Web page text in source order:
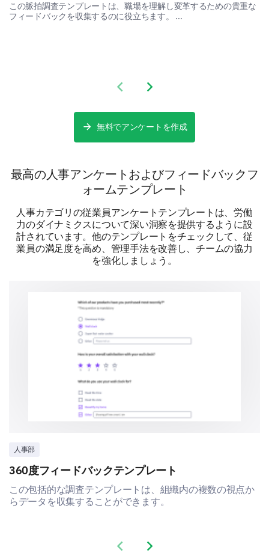
作業環境、健康、ワークライフバランスに関する側面
を話し合いましょう。
あなたの作業環境の改善が必要な側面はありま
すか？もしあれば、詳細を説明してください。
健康や私生活に影響を与えるほど仕事でストレ
スを感じたことがありますか？
いいえ
この脈拍調査テンプレートは、職場を理解し変革するための貴重な
フィードバックを収集するのに役立ちます。 ...
Previous slide
Next slide
無料でアンケートを作成
最高の人事アンケートおよびフィードバックフ
ォームテンプレート
人事カテゴリの従業員アンケートテンプレートは、労働
力のダイナミクスについて深い洞察を提供するように設
計されています。他のテンプレートをチェックして、従
業員の満足度を高め、管理手法を改善し、チームの協力
を強化しましょう。
人事部
360度フィードバックテンプレート
この包括的な調査テンプレートは、組織内の複数の視点か
らデータを収集することができます。
Previous slide
Next slide